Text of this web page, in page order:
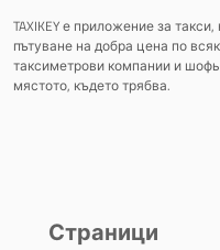
TAXIKEY е приложение за
пътуване на добра цена по
таксиметрови компании и
мястото, където трябва.
Страници